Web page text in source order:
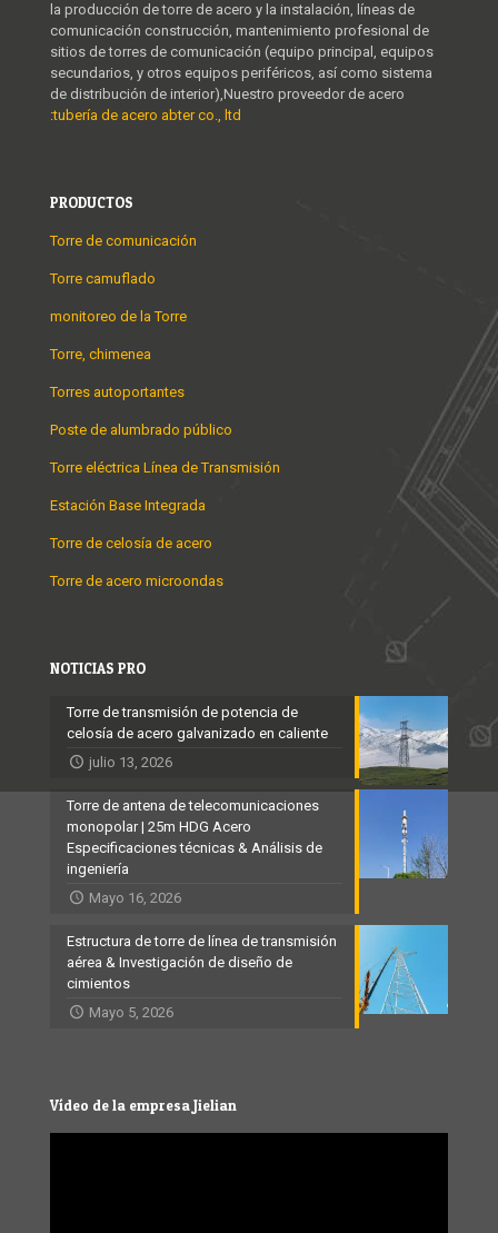
la producción de torre de acero y la instalación, líneas de
comunicación construcción, mantenimiento profesional de
sitios de torres de comunicación (equipo principal, equipos
secundarios, y otros equipos periféricos, así como sistema
de distribución de interior),Nuestro proveedor de acero
:tubería de acero abter co., ltd
PRODUCTOS
Torre de comunicación
Torre camuflado
monitoreo de la Torre
Torre, chimenea
Torres autoportantes
Poste de alumbrado público
Torre eléctrica Línea de Transmisión
Estación Base Integrada
Torre de celosía de acero
Torre de acero microondas
NOTICIAS PRO
Torre de transmisión de potencia de
celosía de acero galvanizado en caliente
julio 13, 2026
Torre de antena de telecomunicaciones
monopolar | 25m HDG Acero
Especificaciones técnicas & Análisis de
ingeniería
Mayo 16, 2026
Estructura de torre de línea de transmisión
aérea & Investigación de diseño de
cimientos
Mayo 5, 2026
Vídeo de la empresa Jielian